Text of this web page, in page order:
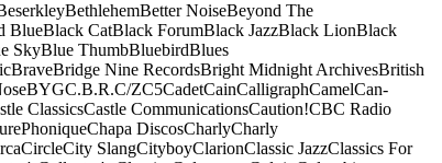
BethlehemBetter NoiseBeyond The
BlueBlack CatBlack ForumBlack JazzBlack LionBlack
SkyBlue ThumbBluebirdBlues
BraveBridge Nine RecordsBright Midnight ArchivesBritish
BYGC.B.R.C/ZC5CadetCainCalligraphCamelCan-
ClassicsCastle CommunicationsCaution!CBC Radio
Chapa DiscosCharlyCharly
CircleCity SlangCityboyClarionClassic JazzClassics For